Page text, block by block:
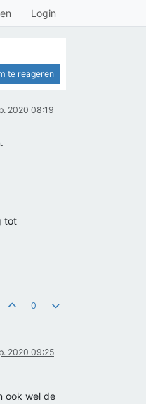
Login
te reageren
2020 08:19
tot
0
2020 09:25
ook wel de